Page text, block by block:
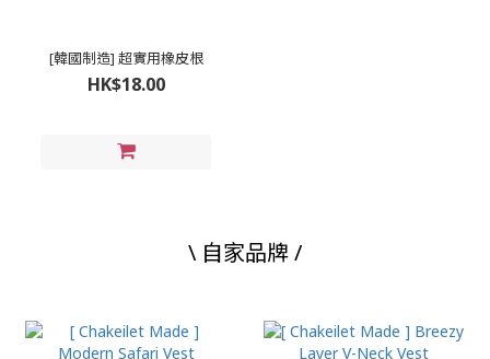
[韓國制造] 超實用橡皮根
HK$18.00
\ 自家品牌 /